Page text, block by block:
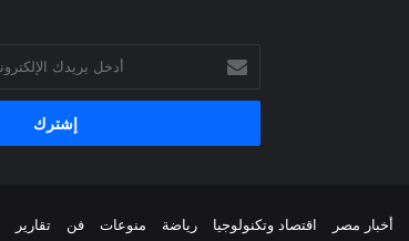
بريدك
الإلكتروني
أخبار مصر اقتصاد وتكنولوجيا رياضة منوعات فن تقارير